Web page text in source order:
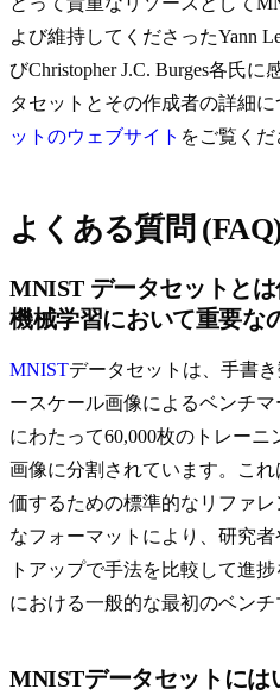
よび維持してくださったYann
びChristopher J.C. Burges各氏
タセットとその作成者の詳細に
ットのウェブサイト をご覧くだ
よくある質問
MNIST データセットと
機械学習において重要な
MNISTデータセットは、手書
ースケール画像によるベンチ
にわたって60,000枚のトレーニ
画像に分割されています。これ
価するための標準的なリファ
なフォーマットにより、研究
トアップで手法を比較して進
における一般的な最初のベンチ
MNISTデータセットには